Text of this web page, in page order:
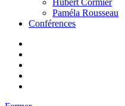
Hubert Cormier
Paméla Rousseau
Conférences